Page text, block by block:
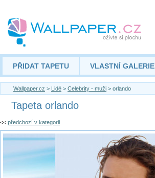
PŘIDAT TAPETU VLASTNÍ GALERIE
Wallpaper.cz > Lidé > Celebrity - muži > orlando
Tapeta orlando
<< předchozí v kategorii